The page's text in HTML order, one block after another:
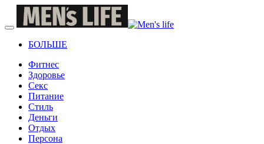
БОЛЬШЕ
Фитнес
Здоровье
Секс
Питание
Стиль
Деньги
Отдых
Персона